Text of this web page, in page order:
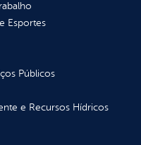
Esportes
Públicos
e Recursos Hídricos